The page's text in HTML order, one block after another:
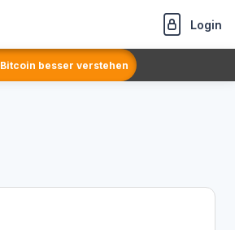
Login
Bitcoin besser verstehen